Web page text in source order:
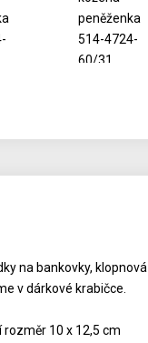
na bankovky,
v dárkové krabičce.
rozměr 10 x 12,5 cm